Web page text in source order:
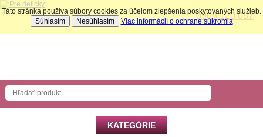
0908 120 087
KATEGÓRIE
Táto stránka používa súbory cookies za účelom zlepšenia poskytovaných služieb.
Súhlasím
Nesúhlasím Viac informácií o ochrane súkromia